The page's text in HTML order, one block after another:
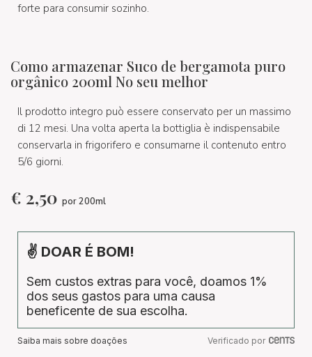
forte para consumir sozinho.
Como armazenar Suco de bergamota puro
orgânico 200ml No seu melhor
Il prodotto integro può essere conservato per un massimo
di 12 mesi. Una volta aperta la bottiglia è indispensabile
conservarla in frigorifero e consumarne il contenuto entro
5/6 giorni.
€ 2,50 por 200ml
✌ DOAR É BOM!
Sem custos extras para você, doamos 1%
dos seus gastos para uma causa
beneficente de sua escolha.
Saiba mais sobre doações Verificado por